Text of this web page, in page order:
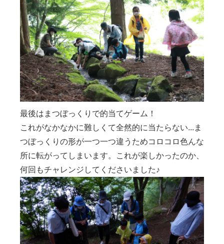
最後はまつぼっくりで的当てゲーム！
これがなかなかに難しくて全然的に当たらない...ま
つぼっくりの形が一つ一つ違うためコロコロ色んな
所に転がってしまいます。これが楽しかったのか、
何回もチャレンジしてくださいました♪